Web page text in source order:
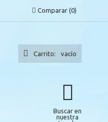
Comparar (0)
Carrito: vacío
Buscar en
nuestra